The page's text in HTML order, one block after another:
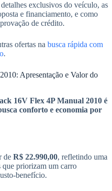
exclusivos do veículo, as
e financiamento, e como
de crédito.
ofertas na busca rápida com
.
Apresentação e Valor do
16V Flex 4P Manual 2010 é
conforto e economia por
de R$ 22.990,00, refletindo uma
que priorizam um carro
benefício.